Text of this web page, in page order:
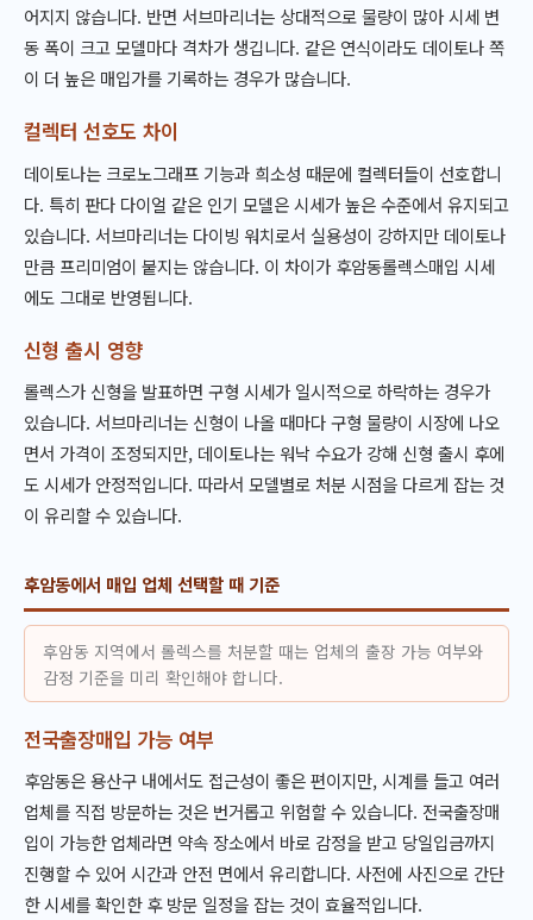
어지지 않습니다. 반면 서브마리너는 상대적으로 물량이 많아 시세 변
동 폭이 크고 모델마다 격차가 생깁니다. 같은 연식이라도 데이토나 쪽
이 더 높은 매입가를 기록하는 경우가 많습니다.
컬렉터 선호도 차이
데이토나는 크로노그래프 기능과 희소성 때문에 컬렉터들이 선호합니
다. 특히 판다 다이얼 같은 인기 모델은 시세가 높은 수준에서 유지되고
있습니다. 서브마리너는 다이빙 워치로서 실용성이 강하지만 데이토나
만큼 프리미엄이 붙지는 않습니다. 이 차이가 후암동롤렉스매입 시세
에도 그대로 반영됩니다.
신형 출시 영향
롤렉스가 신형을 발표하면 구형 시세가 일시적으로 하락하는 경우가
있습니다. 서브마리너는 신형이 나올 때마다 구형 물량이 시장에 나오
면서 가격이 조정되지만, 데이토나는 워낙 수요가 강해 신형 출시 후에
도 시세가 안정적입니다. 따라서 모델별로 처분 시점을 다르게 잡는 것
이 유리할 수 있습니다.
후암동에서 매입 업체 선택할 때 기준
후암동 지역에서 롤렉스를 처분할 때는 업체의 출장 가능 여부와
감정 기준을 미리 확인해야 합니다.
전국출장매입 가능 여부
후암동은 용산구 내에서도 접근성이 좋은 편이지만, 시계를 들고 여러
업체를 직접 방문하는 것은 번거롭고 위험할 수 있습니다. 전국출장매
입이 가능한 업체라면 약속 장소에서 바로 감정을 받고 당일입금까지
진행할 수 있어 시간과 안전 면에서 유리합니다. 사전에 사진으로 간단
한 시세를 확인한 후 방문 일정을 잡는 것이 효율적입니다.